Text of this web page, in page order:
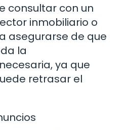
consultar con un
inmobiliario o
asegurarse de que
la
ya que
retrasar el